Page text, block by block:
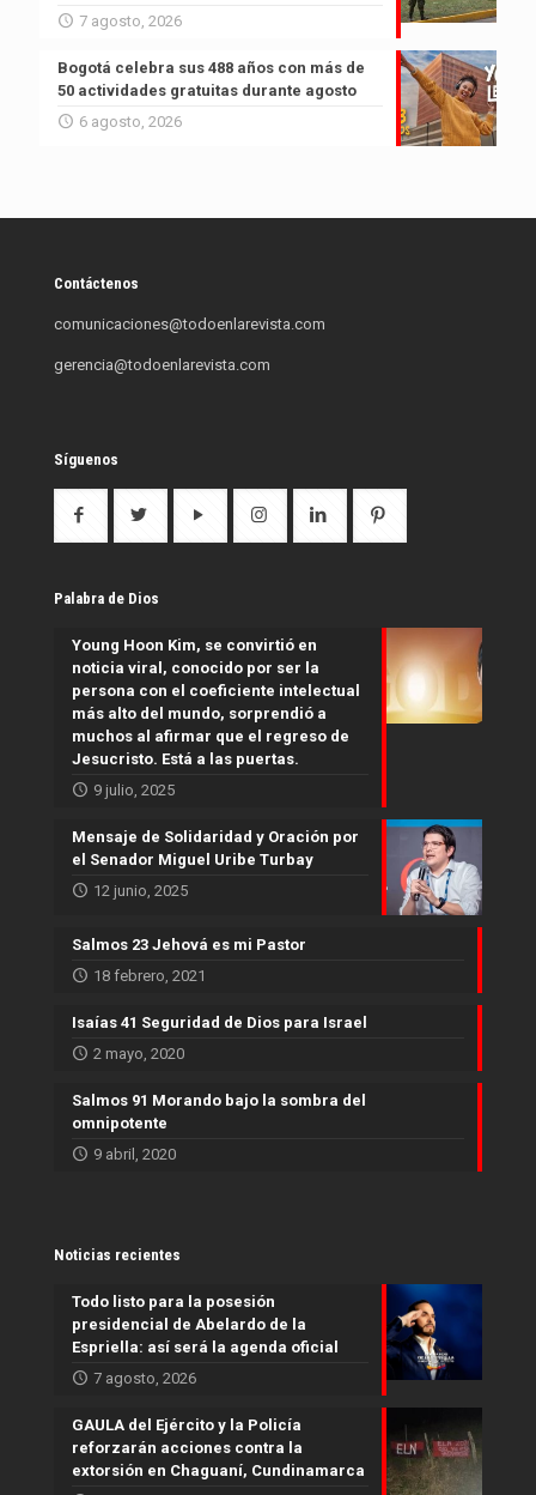
7 agosto, 2026
Bogotá celebra sus 488 años con más de
50 actividades gratuitas durante agosto
6 agosto, 2026
Contáctenos
comunicaciones@todoenlarevista.com
gerencia@todoenlarevista.com
Síguenos
Palabra de Dios
Young Hoon Kim, se convirtió en
noticia viral, conocido por ser la
persona con el coeficiente intelectual
más alto del mundo, sorprendió a
muchos al afirmar que el regreso de
Jesucristo. Está a las puertas.
9 julio, 2025
Mensaje de Solidaridad y Oración por
el Senador Miguel Uribe Turbay
12 junio, 2025
Salmos 23 Jehová es mi Pastor
18 febrero, 2021
Isaías 41 Seguridad de Dios para Israel
2 mayo, 2020
Salmos 91 Morando bajo la sombra del
omnipotente
9 abril, 2020
Noticias recientes
Todo listo para la posesión
presidencial de Abelardo de la
Espriella: así será la agenda oficial
7 agosto, 2026
GAULA del Ejército y la Policía
reforzarán acciones contra la
extorsión en Chaguaní, Cundinamarca